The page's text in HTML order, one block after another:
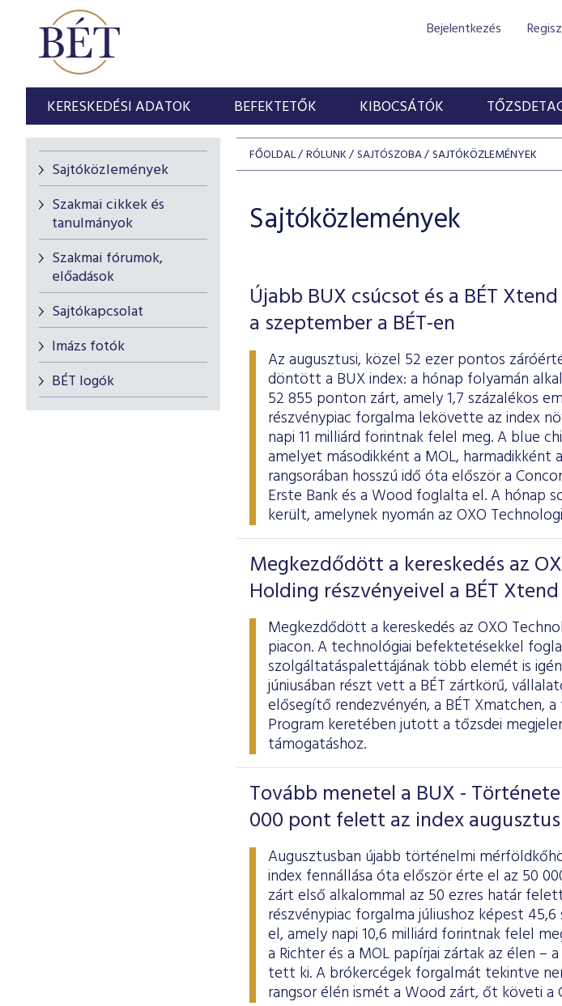
Bejelentkezés
KERESKEDÉSI ADATOK BEFEKTETŐK KIBOCSÁTÓK
Sajtóközlemények
Szakmai cikkek és
tanulmányok
Szakmai fórumok,
előadások
Sajtókapcsolat
Imázs fotók
BÉT logók
FŐOLDAL RÓLUNK SAJTÓSZOBA SAJTÓKÖZLEMÉNYEK
Sajtóközlemények
Újabb BUX csúcsot és a BÉT
a szeptember a BÉT-en
Az augusztusi, közel 52 ezer pontos
döntött a BUX index: a hónap folyamán
52 855 ponton zárt, amely 1,7 százalékos
részvénypiac forgalma lekövette az index
napi 11 milliárd forintnak felel meg. A blue
amelyet másodikként a MOL,
rangsorában hosszú idő óta először a
Erste Bank és a Wood foglalta el. A hónap
került, amelynek nyomán az OXO
Megkezdődött a kereskedés az
Holding részvényeivel a BÉT
Megkezdődött a kereskedés az OXO
piacon. A technológiai befektetésekkel
szolgáltatáspalettájának több elemét is
júniusában részt vett a BÉT zártkörű,
elősegítő rendezvényén, a BÉT Xmatchen,
Program keretébenjutott a tőzsdei
támogatáshoz.
Tovább menetel a BUX -
000 pont felett az index
Augusztusban újabb történelmi
index fennállása óta először érte el az 50
zárt első alkalommal az 50 ezres határ
részvénypiac forgalma júliushoz képest
el, amely napi 10,6 milliárd forintnak felel
a Richter és a MOL papírjai zártak az élen –
tett ki. A brókercégek forgalmát tekintve
rangsor élén ismét a Wood zárt, őt követi a